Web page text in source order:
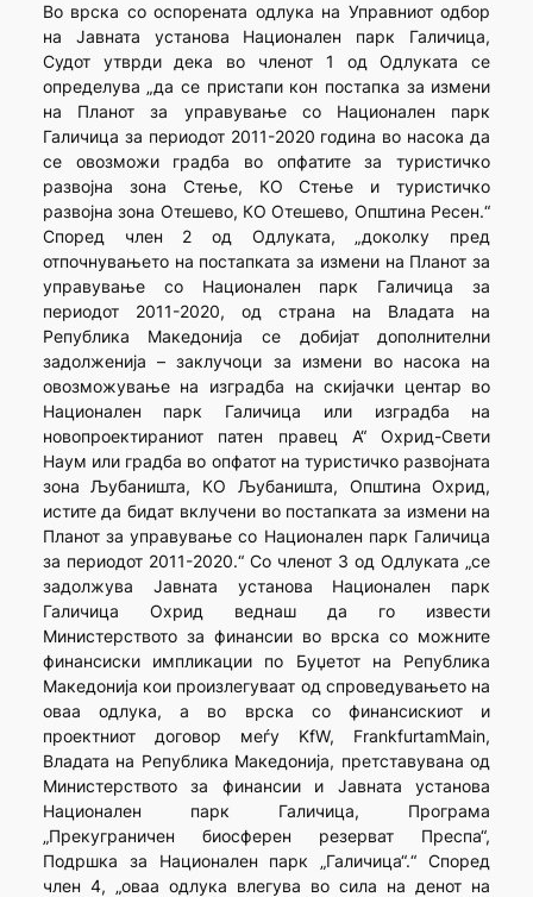
Во врска со оспорената одлука на Управниот одбор
на Јавната установа Национален парк Галичица,
Судот утврди дека во членот 1 од Одлуката се
определува „да се пристапи кон постапка за измени
на Планот за управување со Национален парк
Галичица за периодот 2011-2020 година во насока да
се овозможи градба во опфатите за туристичко
развојна зона Стење, КО Стење и туристичко
развојна зона Отешево, КО Отешево, Општина Ресен.“
Според член 2 од Одлуката, „доколку пред
отпочнувањето на постапката за измени на Планот за
управување со Национален парк Галичица за
периодот 2011-2020, од страна на Владата на
Република Македонија се добијат дополнителни
задолженија – заклучоци за измени во насока на
овозможување на изградба на скијачки центар во
Национален парк Галичица или изградба на
новопроектираниот патен правец А“ Охрид-Свети
Наум или градба во опфатот на туристичко развојната
зона Љубаништа, КО Љубаништа, Општина Охрид,
истите да бидат вклучени во постапката за измени на
Планот за управување со Национален парк Галичица
за периодот 2011-2020.“ Со членот 3 од Одлуката „се
задолжува Јавната установа Национален парк
Галичица Охрид веднаш да го извести
Министерството за финансии во врска со можните
финансиски импликации по Буџетот на Република
Македонија кои произлегуваат од спроведувањето на
оваа одлука, а во врска со финансискиот и
проектниот договор меѓу KfW, FrankfurtamMain,
Владата на Република Македонија, претставувана од
Министерството за финансии и Јавната установа
Национален парк Галичица, Програма
„Прекуграничен биосферен резерват Преспа“,
Подршка за Национален парк „Галичица“.“ Според
член 4, „оваа одлука влегува во сила на денот на